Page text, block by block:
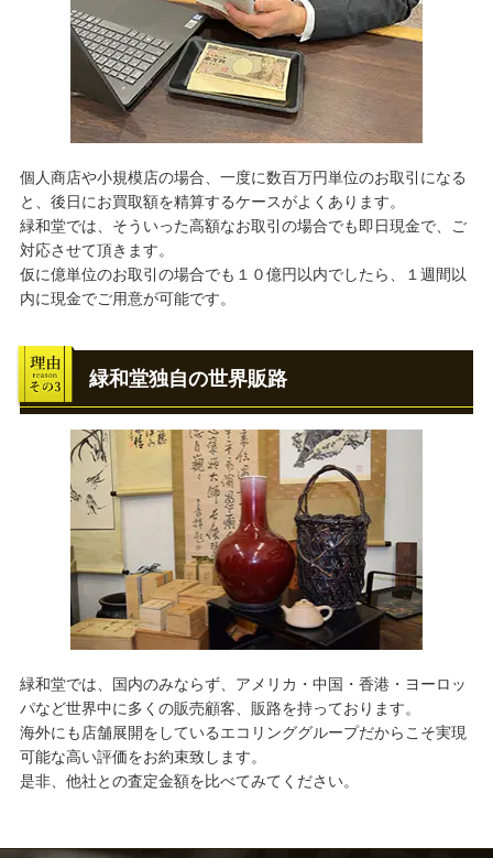
個人商店や小規模店の場合、一度に数百万円単位のお取引になる
と、後日にお買取額を精算するケースがよくあります。
緑和堂では、そういった高額なお取引の場合でも即日現金で、ご
対応させて頂きます。
仮に億単位のお取引の場合でも１０億円以内でしたら、１週間以
内に現金でご用意が可能です。
緑和堂独自の世界販路
緑和堂では、国内のみならず、アメリカ・中国・香港・ヨーロッ
パなど世界中に多くの販売顧客、販路を持っております。
海外にも店舗展開をしているエコリンググループだからこそ実現
可能な高い評価をお約束致します。
是非、他社との査定金額を比べてみてください。